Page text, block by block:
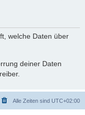
welche Daten über
deiner Daten
Alle Zeiten sind UTC+02:00